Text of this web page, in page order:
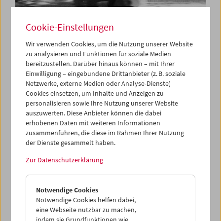
DVD-Edition Filmmuseum:
"Klassenverhältnisse" von
Jean-Marie Straub und Danièle
Huillet
29. Oktober 2007
Die dritte DVD-Edition des Filmmuseums – nach Vertovs
Entuziazmund StroheimsBlind Husbands– befasst sich
Klassenverhältnisse(1984) ist Jean-Marie Straubs und
Danièle Huillets meisterhafte und völlig eigenständige
Bearbeitung von Franz Kafkas Roman
Cookie-Einstellungen
Wir verwenden Cookies, um die Nutzung unserer Website
zu analysieren und Funktionen für soziale Medien
bereitzustellen. Darüber hinaus können – mit Ihrer
Einwilligung – eingebundene Drittanbieter (z. B. soziale
Netzwerke, externe Medien oder Analyse-Dienste)
Cookies einsetzen, um Inhalte und Anzeigen zu
personalisieren sowie Ihre Nutzung unserer Website
auszuwerten. Diese Anbieter können die dabei
erhobenen Daten mit weiteren Informationen
zusammenführen, die diese im Rahmen Ihrer Nutzung
der Dienste gesammelt haben.
Zur Datenschutzerklärung
Notwendige Cookies
Notwendige Cookies helfen dabei,
eine Webseite nutzbar zu machen,